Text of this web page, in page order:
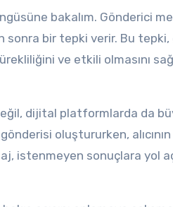
bakalım. Gönderici
sonra bir tepki verir. Bu
ve etkili olmasını
dijital platformlarda da
oluştururken,
istenmeyen sonuçlara yol